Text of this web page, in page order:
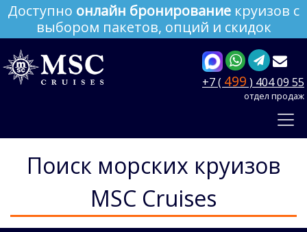
Доступно онлайн бронирование круизов с
выбором пакетов, опций и скидок
+7 ( 499 ) 404 09 55
отдел продаж
Поиск морских круизов
MSC Cruises